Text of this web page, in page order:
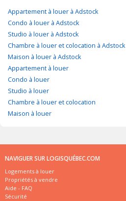
Appartement à louer à Adstock
Condo à louer à Adstock
Studio à louer à Adstock
Chambre à louer et colocation à Adstock
Maison à louer à Adstock
Appartement à louer
Condo à louer
Studio à louer
Chambre à louer et colocation
Maison à louer
NAVIGUER SUR LOGISQUÉBEC.COM
Logements à louer
Propriétés à vendre
Aide - FAQ
Sécurité